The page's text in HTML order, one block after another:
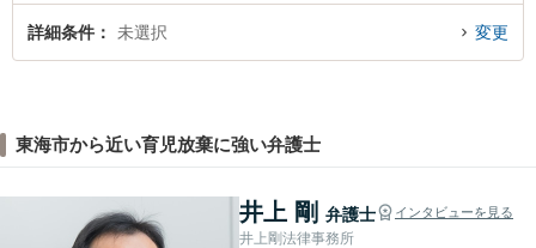
詳細条件 未選択 変更
東海市から近い育児放棄に強い弁護士
井上 剛 弁護士 インタビューを見る
井上剛法律事務所